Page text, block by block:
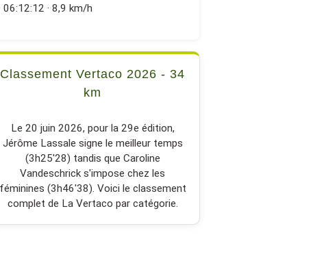
06:12:12 · 8,9 km/h
Classement Vertaco 2026 - 34
km
Le 20 juin 2026, pour la 29e édition,
Jérôme Lassale signe le meilleur temps
(3h25'28) tandis que Caroline
Vandeschrick s'impose chez les
féminines (3h46'38). Voici le classement
complet de La Vertaco par catégorie.